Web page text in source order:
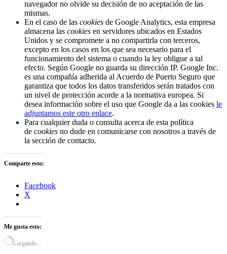
navegador no olvide su decisión de no aceptación de las
mismas.
En el caso de las cookies de Google Analytics, esta empresa
almacena las cookies en servidores ubicados en Estados
Unidos y se compromete a no compartirla con terceros,
excepto en los casos en los que sea necesario para el
funcionamiento del sistema o cuando la ley obligue a tal
efecto. Según Google no guarda su dirección IP. Google Inc.
es una compañía adherida al Acuerdo de Puerto Seguro que
garantiza que todos los datos transferidos serán tratados con
un nivel de protección acorde a la normativa europea. Si
desea información sobre el uso que Google da a las cookies le
adjuntamos este otro enlace.
Para cualquier duda o consulta acerca de esta política
de cookies no dude en comunicarse con nosotros a través de
la sección de contacto.
Comparte esto:
Facebook
X
Me gusta esto:
Cargando...